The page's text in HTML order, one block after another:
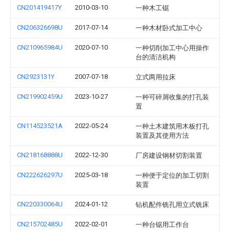
CN201419417Y 2010-03-10 一种木工锯
CN206326698U 2017-07-14 一种木材卧式加工中心
CN210965984U 2020-07-10
一种切削加工中心用操作
台的清洁机构
CN2923131Y 2007-07-18 立式两用拉床
CN219902459U 2023-10-27
一种可碎屑收集的打孔装
置
CN114523521A 2022-05-24
一种土木建筑用木板打孔
装置及其使用方法
CN218168888U 2022-12-30 厂房建设钢材切割装置
CN222626297U 2025-03-18
一种便于定位的加工切割
装置
CN220330064U 2024-01-12 钻机配件铣孔用立式铣床
CN215702485U 2022-02-01 一种台锯用工作台